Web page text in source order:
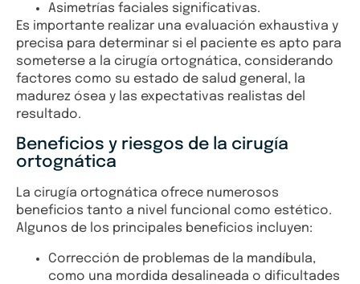
Asimetrías faciales significativas.
Es importante realizar una evaluación exhaustiva y
precisa para determinar si el paciente es apto para
someterse a la cirugía ortognática, considerando
factores como su estado de salud general, la
madurez ósea y las expectativas realistas del
resultado.
Beneficios y riesgos de la cirugía
ortognática
La cirugía ortognática ofrece numerosos
beneficios tanto a nivel funcional como estético.
Algunos de los principales beneficios incluyen:
Corrección de problemas de la mandíbula,
como una mordida desalineada o dificultades